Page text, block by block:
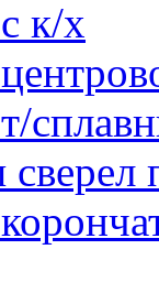
к/х